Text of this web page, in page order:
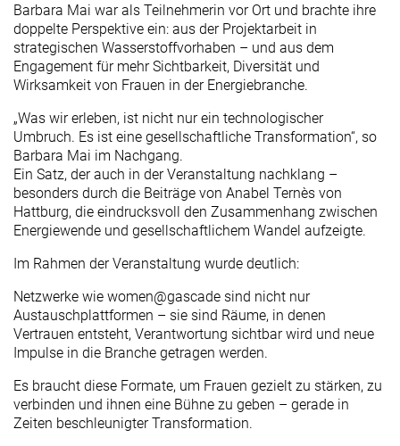
Barbara Mai war als Teilnehmerin vor Ort und brachte ihre
doppelte Perspektive ein: aus der Projektarbeit in
strategischen Wasserstoffvorhaben – und aus dem
Engagement für mehr Sichtbarkeit, Diversität und
Wirksamkeit von Frauen in der Energiebranche.
„Was wir erleben, ist nicht nur ein technologischer
Umbruch. Es ist eine gesellschaftliche Transformation“, so
Barbara Mai im Nachgang.
Ein Satz, der auch in der Veranstaltung nachklang –
besonders durch die Beiträge von Anabel Ternès von
Hattburg, die eindrucksvoll den Zusammenhang zwischen
Energiewende und gesellschaftlichem Wandel aufzeigte.
Im Rahmen der Veranstaltung wurde deutlich:
Netzwerke wie women@gascade sind nicht nur
Austauschplattformen – sie sind Räume, in denen
Vertrauen entsteht, Verantwortung sichtbar wird und neue
Impulse in die Branche getragen werden.
Es braucht diese Formate, um Frauen gezielt zu stärken, zu
verbinden und ihnen eine Bühne zu geben – gerade in
Zeiten beschleunigter Transformation.